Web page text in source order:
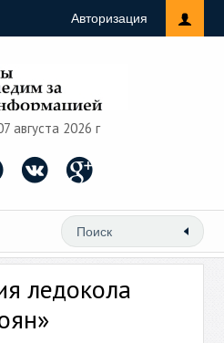
Авторизация
августа 2026 г
ледокола